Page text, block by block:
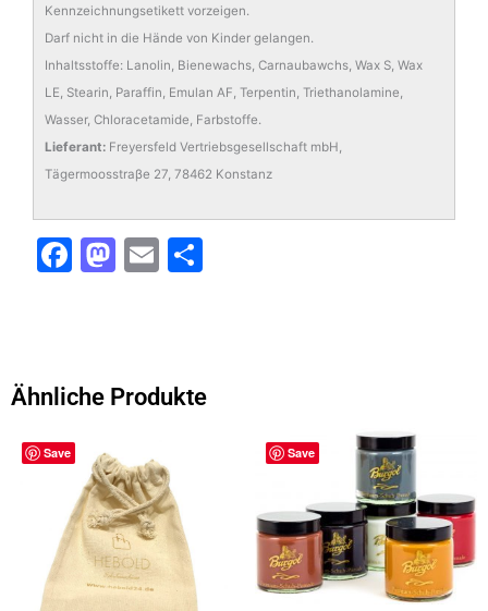
Kennzeichnungsetikett vorzeigen.
Darf nicht in die Hände von Kinder gelangen.
Inhaltsstoffe: Lanolin, Bienewachs, Carnaubawchs, Wax S, Wax
LE, Stearin, Paraffin, Emulan AF, Terpentin, Triethanolamine,
Wasser, Chloracetamide, Farbstoffe.
Lieferant: Freyersfeld Vertriebsgesellschaft mbH,
Tägermoosstraβe 27, 78462 Konstanz
F
b
o
k
M
d
n
E
Ähnliche Produkte
Save Save